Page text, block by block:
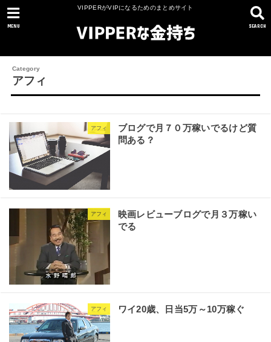
VIPPERがVIPになるためのまとめサイト
SEARCH
MENU
アフィ
アフィ
ブログで月７０万稼いでるけど質
問ある？
アフィ
映画レビューブログで月３万稼い
でる
アフィ ワイ20歳、日当5万～10万稼ぐ